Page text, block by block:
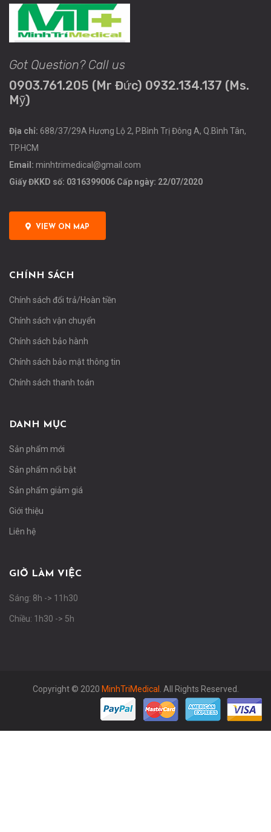
Got Question? Call us
0903.761.205 (Mr Đức) 0932.134.137 (Ms.
Mỹ)
Địa chỉ: 688/37/29A Hương Lộ 2, P.Bình Trị Đông A, Q.Bình Tân,
TP.HCM
Email: minhtrimedical@gmail.com
Giấy ĐKKD số: 0316399006 Cấp ngày: 22/07/2020
VIEW ON MAP
CHÍNH SÁCH
Chính sách đổi trả/Hoàn tiền
Chính sách vận chuyển
Chính sách bảo hành
Chính sách bảo mật thông tin
Chính sách thanh toán
DANH MỤC
Sản phẩm mới
Sản phẩm nổi bật
Sản phẩm giảm giá
Giới thiệu
Liên hệ
GIỜ LÀM VIỆC
Sáng: 8h -> 11h30
Chiều: 1h30 -> 5h
Copyright © 2020 MinhTriMedical . All Rights Reserved.